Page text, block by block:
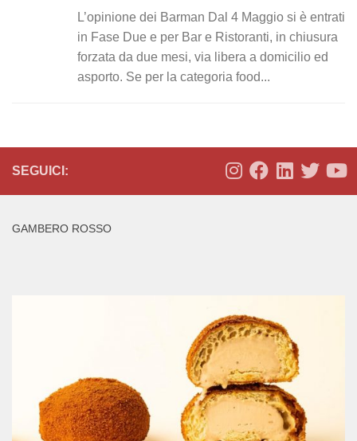
L’opinione dei Barman Dal 4 Maggio si è entrati
in Fase Due e per Bar e Ristoranti, in chiusura
forzata da due mesi, via libera a domicilio ed
asporto. Se per la categoria food...
SEGUICI:
GAMBERO ROSSO